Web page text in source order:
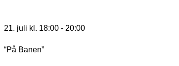
21. juli kl. 18:00 - 20:00
“På Banen”